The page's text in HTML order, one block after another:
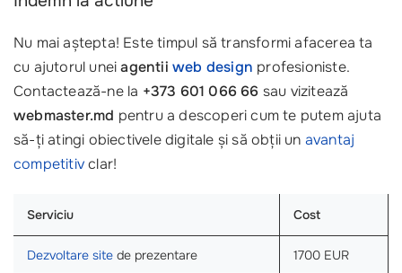
Nu mai aștepta! Este timpul să transformi afacerea ta
cu ajutorul uneiagentiiweb design profesioniste.
Contactează-ne la +373 601 066 66 sau vizitează
webmaster.md pentru a descoperi cum te putem ajuta
să-ți atingi obiectivele digitale și să obții un avantaj
competitivclar!
Serviciu Cost
Dezvoltare site de prezentare 1700 EUR